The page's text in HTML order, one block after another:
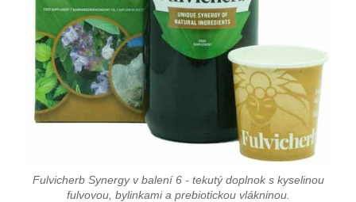
Fulvicherb Synergy v balení 6 - tekutý doplnok s kyselinou
fulvovou, bylinkami a prebiotickou vlákninou.